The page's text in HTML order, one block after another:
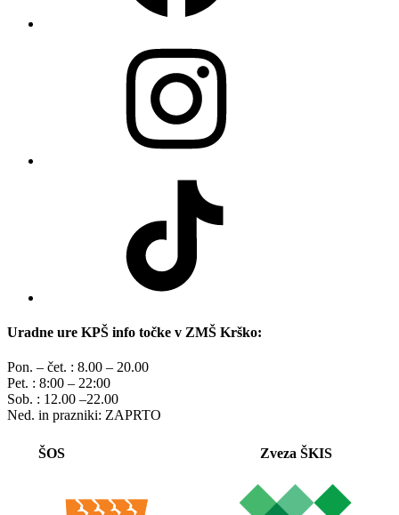
Uradne ure KPŠ info točke v ZMŠ Krško:
Pon. – čet. : 8.00 – 20.00
Pet. : 8:00 – 22:00
Sob. : 12.00 –22.00
Ned. in prazniki: ZAPRTO
ŠOS Zveza ŠKIS